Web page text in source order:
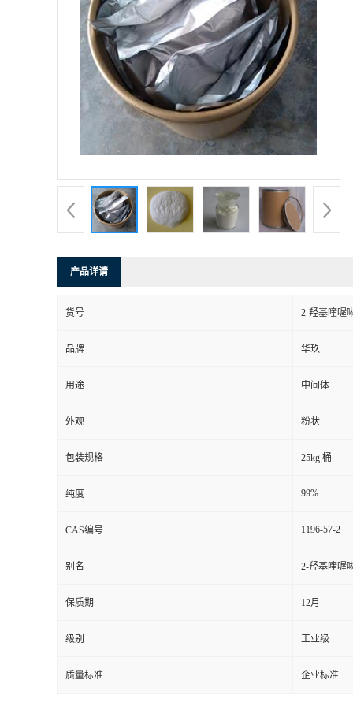
产品详请
货号 2-羟基喹喔
品牌 华玖
用途 中间体
外观 粉状
包装规格 25kg 桶
纯度 99%
CAS编号 1196-57-2
别名 2-羟基喹喔
保质期 12月
级别 工业级
质量标准 企业标准